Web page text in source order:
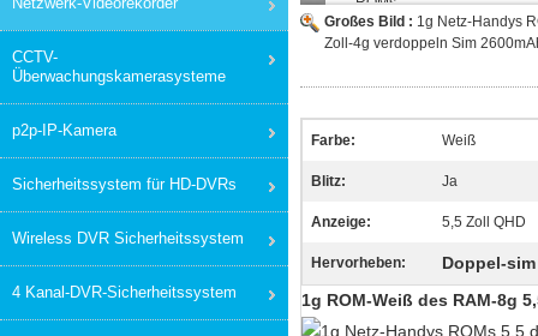
CCTV-
Überwachungskamerasysteme
p2p-IP-Kamera
Sicherheitssystem für HD-DVRs
Wireless DVR Sicherheitssystem
4 Kanal-DVR-Sicherheitssystem
Großes Bild : 1g Netz-Handys
Zoll-4g verdoppeln Sim
Farbe: Weiß
Blitz: Ja
Anzeige: 5,5 Zoll QHD
Hervorheben:
Doppel-
1g ROM-Weiß des RAM-8g